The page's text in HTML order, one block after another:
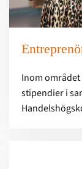
Inom
stipendier i